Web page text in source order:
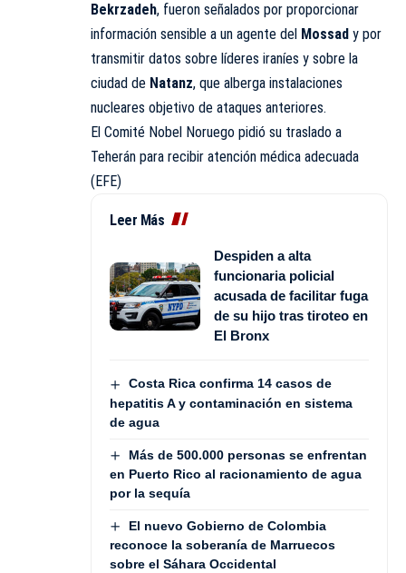
Bekrzadeh, fueron señalados por proporcionar
información sensible a un agente del Mossad y por
transmitir datos sobre líderes iraníes y sobre la
ciudad de Natanz, que alberga instalaciones
nucleares objetivo de ataques anteriores.
El Comité Nobel Noruego pidió su traslado a
Teherán para recibir atención médica adecuada
(EFE)
Leer Más
Despiden a alta
funcionaria policial
acusada de facilitar fuga
de su hijo tras tiroteo en
El Bronx
Costa Rica confirma 14 casos de
hepatitis A y contaminación en sistema
de agua
Más de 500.000 personas se enfrentan
en Puerto Rico al racionamiento de agua
por la sequía
El nuevo Gobierno de Colombia
reconoce la soberanía de Marruecos
sobre el Sáhara Occidental